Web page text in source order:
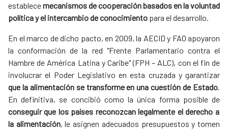
establecemecanismos de cooperación basados en la voluntad
política y el intercambio de conocimiento para el desarrollo.
En el marco de dicho pacto, en 2009, la AECID y FAO apoyaron
la conformación de la red "Frente Parlamentario contra el
Hambre de América Latina y Caribe" (FPH – ALC), con el fin de
involucrar el Poder Legislativo en esta cruzada y garantizar
que la alimentación se transforme en una cuestión de Estado.
En definitiva, se concibió como la única forma posible de
conseguir que los países reconozcan legalmente el derecho a
la alimentación, le asignen adecuados presupuestos y tomen